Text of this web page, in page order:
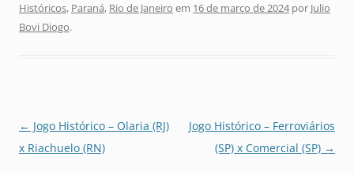
Históricos, Paraná, Rio de Janeiro em 16 de março de 2024por Julio
Bovi Diogo.
Navegação
de
← Jogo Histórico – Olaria (RJ)
x Riachuelo (RN)
Jogo Histórico – Ferroviários
(SP) x Comercial (SP) →